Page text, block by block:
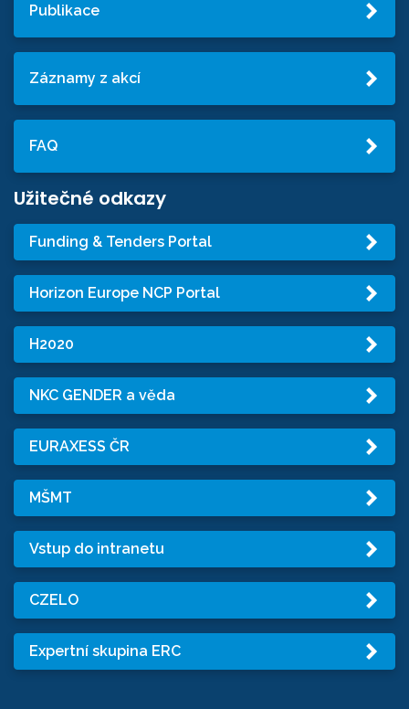
Publikace
Záznamy z akcí
FAQ
Užitečné odkazy
Funding & Tenders Portal
Horizon Europe NCP Portal
H2020
NKC GENDER a věda
EURAXESS ČR
MŠMT
Vstup do intranetu
CZELO
Expertní skupina ERC